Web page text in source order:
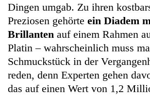
Dingen umgab. Zu ihren
Preziosen gehörte ein Diadem
Brillanten auf einem Rahmen
Platin – wahrscheinlich muss
Schmuckstück in der
reden, denn Experten gehen
das auf einen Wert von 1,2